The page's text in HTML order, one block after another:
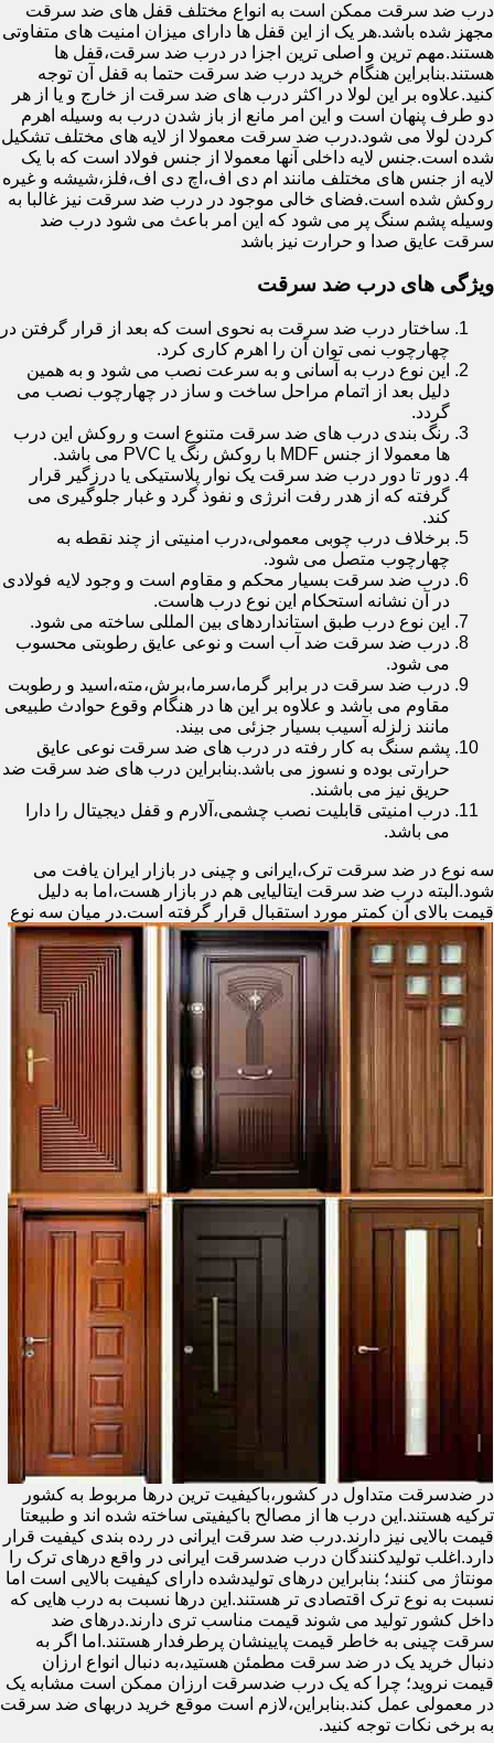
درب ضد سرقت ممکن است به انواع مختلف قفل های ضد سرقت
مجهز شده باشد.هر یک از این قفل ها دارای میزان امنیت های متفاوتی
هستند.مهم ترین و اصلی ترین اجزا در درب ضد سرقت،قفل ها
هستند.بنابراین هنگام خرید درب ضد سرقت حتما به قفل آن توجه
کنید.علاوه بر این لولا در اکثر درب های ضد سرقت از خارج و یا از هر
دو طرف پنهان است و این امر مانع از باز شدن درب به وسیله اهرم
کردن لولا می شود.درب ضد سرقت معمولا از لایه های مختلف تشکیل
شده است.جنس لایه داخلی آنها معمولا از جنس فولاد است که با یک
لایه از جنس های مختلف مانند ام دی اف،اچ دی اف،فلز،شیشه و غیره
روکش شده است.فضای خالی موجود در درب ضد سرقت نیز غالبا به
وسیله پشم سنگ پر می شود که این امر باعث می شود درب ضد
سرقت عایق صدا و حرارت نیز باشد
ویژگی های درب ضد سرقت
ساختار درب ضد سرقت به نحوی است که بعد از قرار گرفتن در
چهارچوب نمی توان آن را اهرم کاری کرد.
این نوع درب به آسانی و به سرعت نصب می شود و به همین
دلیل بعد از اتمام مراحل ساخت و ساز در چهارچوب نصب می
گردد.
رنگ بندی درب های ضد سرقت متنوع است و روکش این درب
ها معمولا از جنس MDF با روکش رنگ یا PVC می باشد.
دور تا دور درب ضد سرقت یک نوار پلاستیکی یا درزگیر قرار
گرفته که از هدر رفت انرژی و نفوذ گرد و غبار جلوگیری می
کند.
برخلاف درب چوبی معمولی،درب امنیتی از چند نقطه به
چهارچوب متصل می شود.
درب ضد سرقت بسیار محکم و مقاوم است و وجود لایه فولادی
در آن نشانه استحکام این نوع درب هاست.
این نوع درب طبق استانداردهای بین المللی ساخته می شود.
درب ضد سرقت ضد آب است و نوعی عایق رطوبتی محسوب
می شود.
درب ضد سرقت در برابر گرما،سرما،برش،مته،اسید و رطوبت
مقاوم می باشد و علاوه بر این ها در هنگام وقوع حوادث طبیعی
مانند زلزله آسیب بسیار جزئی می بیند.
پشم سنگ به کار رفته در درب های ضد سرقت نوعی عایق
حرارتی بوده و نسوز می باشد.بنابراین درب های ضد سرقت ضد
حریق نیز می باشند.
درب امنیتی قابلیت نصب چشمی،آلارم و قفل دیجیتال را دارا
می باشد.
سه نوع در ضد سرقت ترک،ایرانی و چینی در بازار ایران یافت می
شود.البته درب ضد سرقت ایتالیایی هم در بازار هست،اما به دلیل
قیمت بالای آن کمتر مورد استقبال قرار گرفته است.در میان سه نوع
در ضدسرقت متداول در کشور،باکیفیت ترین درها مربوط به کشور
ترکیه هستند.این درب ها از مصالح باکیفیتی ساخته شده اند و طبیعتا
قیمت بالایی نیز دارند.درب ضد سرقت ایرانی در رده بندی کیفیت قرار
دارد.اغلب تولیدکنندگان درب ضدسرقت ایرانی در واقع درهای ترک را
مونتاژ می کنند؛ بنابراین درهای تولیدشده دارای کیفیت بالایی است اما
نسبت به نوع ترک اقتصادی تر هستند.این درها نسبت به درب هایی که
داخل کشور تولید می شوند قیمت مناسب تری دارند.درهای ضد
سرقت چینی به خاطر قیمت پایینشان پرطرفدار هستند.اما اگر به
دنبال خرید یک در ضد سرقت مطمئن هستید،به دنبال انواع ارزان
قیمت نروید؛ چرا که یک درب ضدسرقت ارزان ممکن است مشابه یک
در معمولی عمل کند.بنابراین،لازم است موقع خرید دربهای ضد سرقت
به برخی نکات توجه کنید.